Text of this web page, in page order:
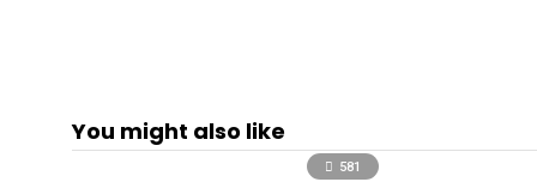
You might also like
581